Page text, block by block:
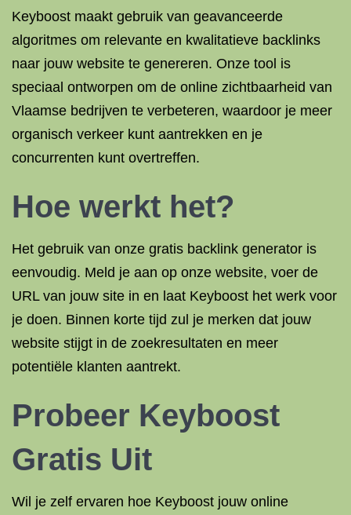
Keyboost maakt gebruik van geavanceerde
algoritmes om relevante en kwalitatieve backlinks
naar jouw website te genereren. Onze tool is
speciaal ontworpen om de online zichtbaarheid van
Vlaamse bedrijven te verbeteren, waardoor je meer
organisch verkeer kunt aantrekken en je
concurrenten kunt overtreffen.
Hoe werkt het?
Het gebruik van onze gratis backlink generator is
eenvoudig. Meld je aan op onze website, voer de
URL van jouw site in en laat Keyboost het werk voor
je doen. Binnen korte tijd zul je merken dat jouw
website stijgt in de zoekresultaten en meer
potentiële klanten aantrekt.
Probeer Keyboost
Gratis Uit
Wil je zelf ervaren hoe Keyboost jouw online